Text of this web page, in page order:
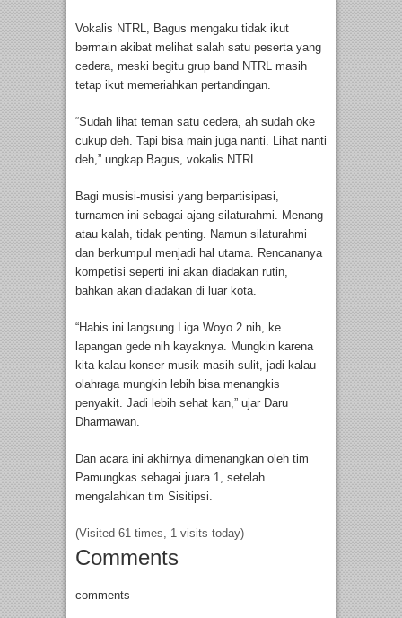
Vokalis NTRL, Bagus mengaku tidak ikut
bermain akibat melihat salah satu peserta yang
cedera, meski begitu grup band NTRL masih
tetap ikut memeriahkan pertandingan.
“Sudah lihat teman satu cedera, ah sudah oke
cukup deh. Tapi bisa main juga nanti. Lihat nanti
deh,” ungkap Bagus, vokalis NTRL.
Bagi musisi-musisi yang berpartisipasi,
turnamen ini sebagai ajang silaturahmi. Menang
atau kalah, tidak penting. Namun silaturahmi
dan berkumpul menjadi hal utama. Rencananya
kompetisi seperti ini akan diadakan rutin,
bahkan akan diadakan di luar kota.
“Habis ini langsung Liga Woyo 2 nih, ke
lapangan gede nih kayaknya. Mungkin karena
kita kalau konser musik masih sulit, jadi kalau
olahraga mungkin lebih bisa menangkis
penyakit. Jadi lebih sehat kan,” ujar Daru
Dharmawan.
Dan acara ini akhirnya dimenangkan oleh tim
Pamungkas sebagai juara 1, setelah
mengalahkan tim Sisitipsi.
(Visited 61 times, 1 visits today)
Comments
comments